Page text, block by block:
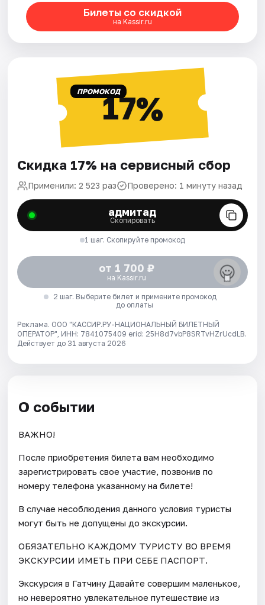
Билеты со скидкой
на Kassir.ru
ПРОМОКОД17%
Скидка 17% на сервисный сбор
Применили: 2 523 раз Проверено: 1 минуту назад
адмитад
Скопировать
1 шаг. Скопируйте промокод
от 1 700 ₽
на Kassir.ru
2 шаг. Выберите билет и примените промокод
до оплаты
Реклама. ООО "КАССИР.РУ-НАЦИОНАЛЬНЫЙ БИЛЕТНЫЙ
ОПЕРАТОР", ИНН: 7841075409 erid: 25H8d7vbP8SRTvHZrUcdLB.
Действует до 31 августа 2026
О событии
ВАЖНО!
После приобретения билета вам необходимо
зарегистрировать свое участие, позвонив по
номеру телефона указанному на билете!
В случае несоблюдения данного условия туристы
могут быть не допущены до экскурсии.
ОБЯЗАТЕЛЬНО КАЖДОМУ ТУРИСТУ ВО ВРЕМЯ
ЭКСКУРСИИ ИМЕТЬ ПРИ СЕБЕ ПАСПОРТ.
Экскурсия в Гатчину Давайте совершим маленькое,
но невероятно увлекательное путешествие из